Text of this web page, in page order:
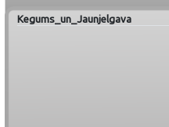
Kegums_un_Jaunjelgava